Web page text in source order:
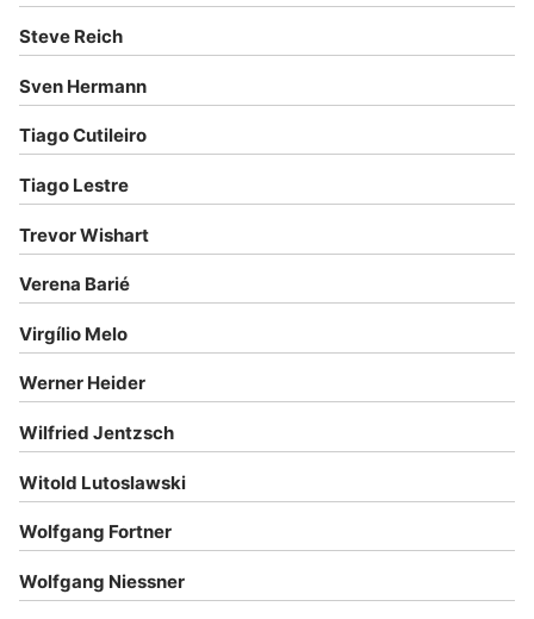
Steve Reich
Sven Hermann
Tiago Cutileiro
Tiago Lestre
Trevor Wishart
Verena Barié
Virgílio Melo
Werner Heider
Wilfried Jentzsch
Witold Lutoslawski
Wolfgang Fortner
Wolfgang Niessner